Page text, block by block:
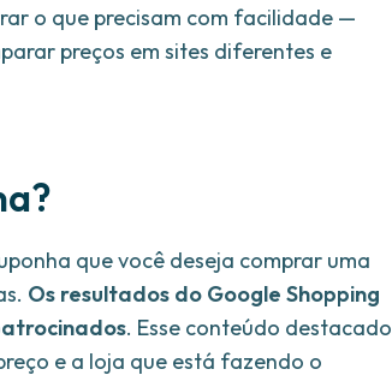
o que precisam com facilidade —
preços em sites diferentes e
que você deseja comprar uma
Os resultados do Google Shopping
. Esse conteúdo destacado
e a loja que está fazendo o